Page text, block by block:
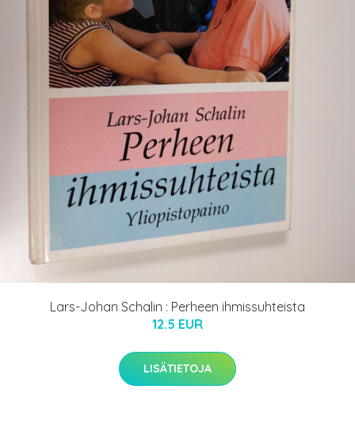
Lars-Johan Schalin : Perheen ihmissuhteista
12.5 EUR
LISÄTIETOJA